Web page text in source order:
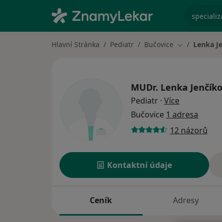
Hlavní Stránka Pediatr Bučovice Změna města
Lenka
MUDr. Lenka
Pediatr · Více
Bučovice 1 adresa
12 názorů
Kontaktní údaje
Ceník Adresy